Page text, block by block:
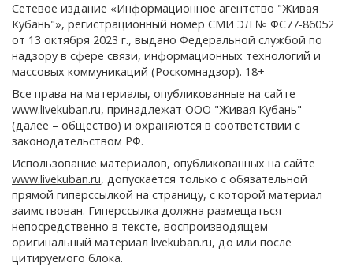
Сетевое издание «Информационное агентство "Живая
Кубань"», регистрационный номер СМИ ЭЛ № ФС77-86052
от 13 октября 2023 г., выдано Федеральной службой по
надзору в сфере связи, информационных технологий и
массовых коммуникаций (Роскомнадзор). 18+
Все права на материалы, опубликованные на сайте
www.livekuban.ru, принадлежат ООО "Живая Кубань"
(далее – общество) и охраняются в соответствии с
законодательством РФ.
Использование материалов, опубликованных на сайте
www.livekuban.ru, допускается только с обязательной
прямой гиперссылкой на страницу, с которой материал
заимствован. Гиперссылка должна размещаться
непосредственно в тексте, воспроизводящем
оригинальный материал livekuban.ru, до или после
цитируемого блока.